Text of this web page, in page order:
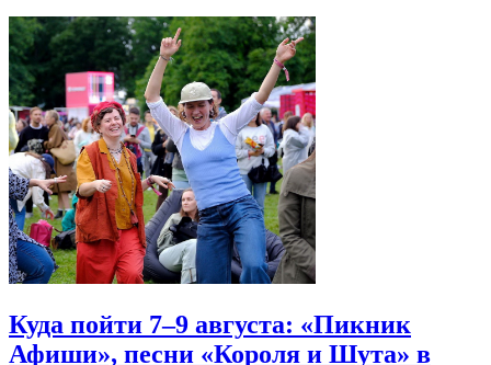
Куда пойти 7–9 августа: «Пикник
Афиши», песни «Короля и Шута» в